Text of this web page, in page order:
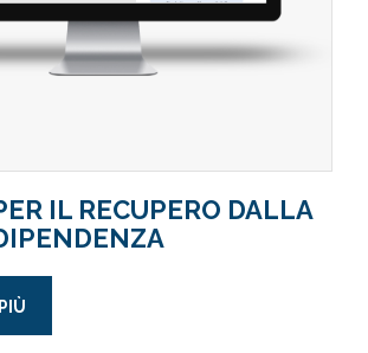
IL RECUPERO DALLA